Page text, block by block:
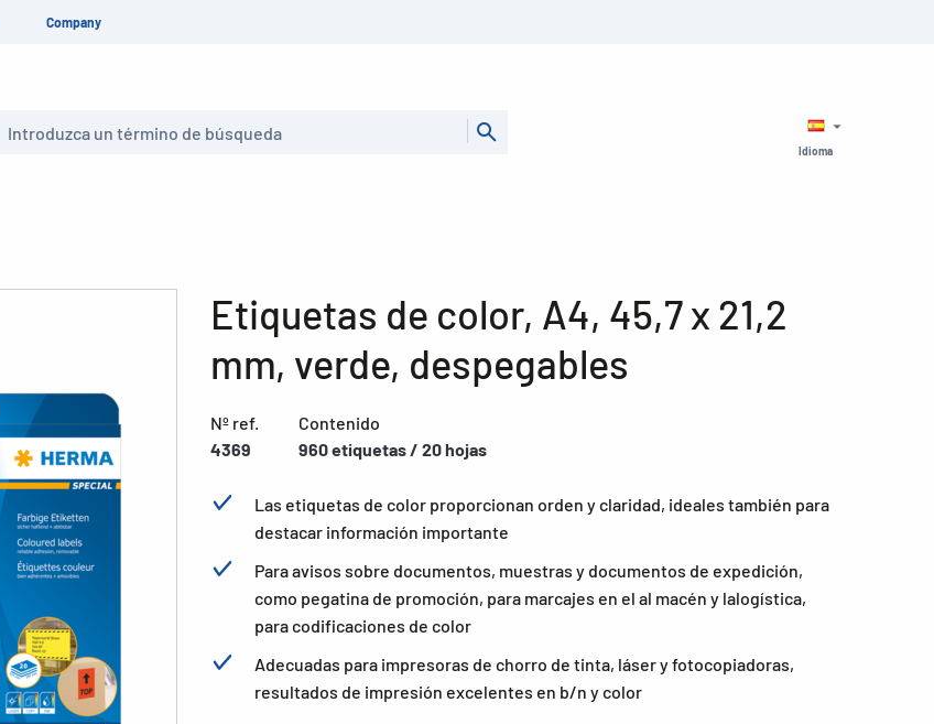
Company
Idioma
Etiquetas de color, A4, 45,7 x 21,2
mm, verde, despegables
Nº ref.
4369
Contenido
960 etiquetas / 20 hojas
Las etiquetas de color proporcionan orden y claridad, ideales también para
destacar información importante
Para avisos sobre documentos, muestras y documentos de expedición,
como pegatina de promoción, para marcajes en el al macén y lalogística,
para codificaciones de color
Adecuadas para impresoras de chorro de tinta, láser y fotocopiadoras,
resultados de impresión excelentes en b/n y color